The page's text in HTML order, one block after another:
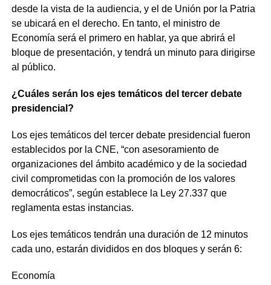
desde la vista de la audiencia, y el de Unión por la Patria
se ubicará en el derecho. En tanto, el ministro de
Economía será el primero en hablar, ya que abrirá el
bloque de presentación, y tendrá un minuto para dirigirse
al público.
¿Cuáles serán los ejes temáticos del tercer debate
presidencial?
Los ejes temáticos del tercer debate presidencial fueron
establecidos por la CNE, “con asesoramiento de
organizaciones del ámbito académico y de la sociedad
civil comprometidas con la promoción de los valores
democráticos”, según establece la Ley 27.337 que
reglamenta estas instancias.
Los ejes temáticos tendrán una duración de 12 minutos
cada uno, estarán divididos en dos bloques y serán 6:
Economía